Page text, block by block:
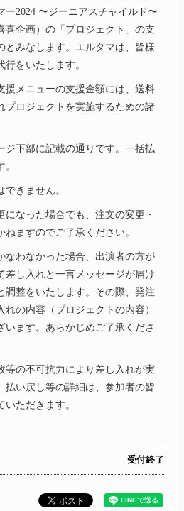
ー2024 〜ジーニアスチャイルド〜
喜企画）の「プロジェクト」の支
とみなします。エルタマは、皆様
をいたします。
メニューの支援金額には、送料
プロジェクトを実施するための諸
下部に記載の通りです。一括払
きません。
なった場合でも、注文の変更・
ますのでご了承ください。
わなかった場合、出演者の方が
差し入れと一言メッセージが届け
調整をいたします。その際、発注
れの内容（プロジェクトの内容）
います。あらかじめご了承くださ
の不可抗力により差し入れが実
払い戻し等の詳細は、参加者の皆
ただきます。
受付終了